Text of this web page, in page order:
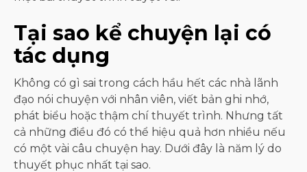
Tại sao kể chuyện lại có
tác dụng
Không có gì sai trong cách hầu hết các nhà lãnh
đạo nói chuyện với nhân viên, viết bản ghi nhớ,
phát biểu hoặc thậm chí thuyết trình. Nhưng tất
cả những điều đó có thể hiệu quả hơn nhiều nếu
có một vài câu chuyện hay. Dưới đây là năm lý do
thuyết phục nhất tại sao.